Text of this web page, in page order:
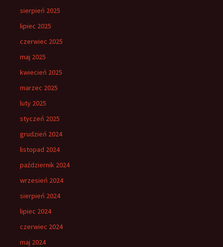
sierpień 2025
lipiec 2025
czerwiec 2025
maj 2025
kwiecień 2025
marzec 2025
luty 2025
styczeń 2025
grudzień 2024
listopad 2024
październik 2024
wrzesień 2024
sierpień 2024
lipiec 2024
czerwiec 2024
maj 2024